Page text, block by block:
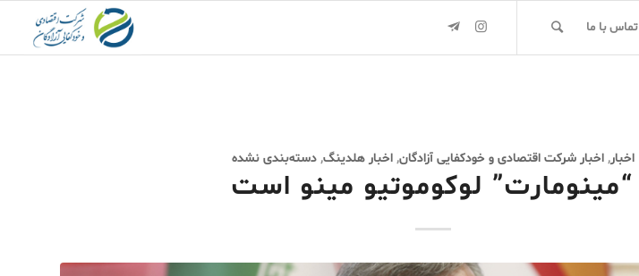
تماس با ما
اخبار,اخبار شرکت اقتصادی و خودکفایی آزادگان,اخبار هلدینگ,دسته‌بندی نشده
“مینومارت” لوکوموتیو مینو است